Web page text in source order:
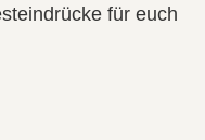
für euch